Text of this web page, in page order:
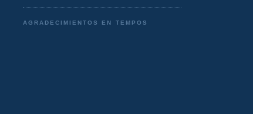
AGRADECIMIENTOS EN TEMPOS